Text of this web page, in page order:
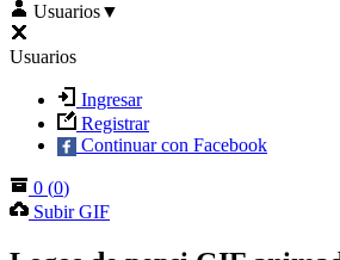
Usuarios▼
Usuarios
Ingresar
Registrar
Continuar con Facebook
0 (0)
Subir GIF